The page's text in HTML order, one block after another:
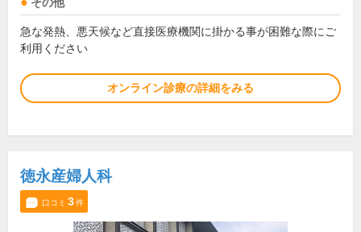
その他
急な発熱、悪天候など直接医療機関に掛かる事が困難な際にご
利用ください
オンライン診療の詳細をみる
徳永産婦人科
口コミ 3件